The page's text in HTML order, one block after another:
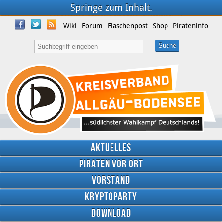
Springe zum Inhalt.
Wiki Forum Flaschenpost Shop Pirateninfo
Aktuelles
Piraten vor Ort
Vorstand
Kryptoparty
Download